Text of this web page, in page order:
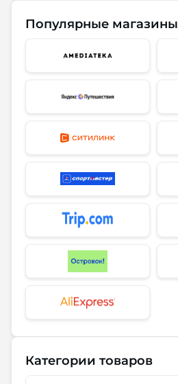
Популярные магазины
Категории товаров